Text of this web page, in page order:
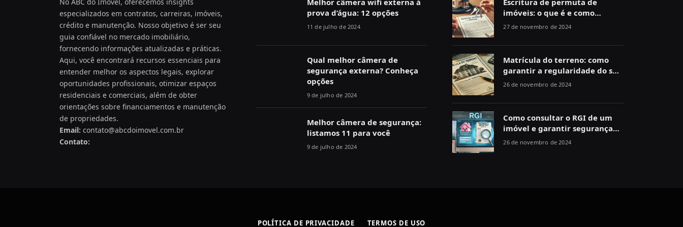
especializados em contratos, carreiras, imóveis,
crédito e manutenção. Nosso objetivo é ser seu
guia confiável no mercado imobiliário,
fornecendo informações atualizadas e práticas.
Aqui, você encontrará recursos essenciais para
entender melhor os aspectos legais, explorar
oportunidades profissionais, otimizar espaços
residenciais e comerciais, além de obter
orientações sobre financiamentos e manutenção
de propriedades.
Email: contato@abcdoimovel.com.br
Contato:
Melhor câmera wifi externa à
prova d’água: 12 opções
11 de julho de 2024
Qual melhor câmera de
segurança externa? Conheça
opções
9 de julho de 2024
Melhor câmera de segurança:
listamos 11 para você
9 de julho de 2024
Escritura de permuta de
imóveis: o que é e como
funciona
27 de novembro de 2024
Matrícula do terreno: como
garantir a regularidade do seu
imóvel
26 de novembro de 2024
Como consultar o RGI de um
imóvel e garantir segurança
jurídica
26 de novembro de 2024
POLÍTICA DE PRIVACIDADE TERMOS DE USO